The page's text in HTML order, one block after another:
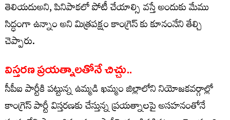
తెలియదుఅని, పినిపాకలో పోటీ చేయాల్సి వస్తే అందుకు మేము
సిద్ధంగా ఉన్నాం అని మిత్రపక్షం కాంగ్రెస్ కు కూనంనేని తేల్చి
చెప్పారు.
విస్తరణ ప్రయత్నాలతోనే చిచ్చు..
సీపీఐ పార్టీకి పట్టున్న ఉమ్మడి ఖమ్మం జిల్లాలోని నియోజకవర్గాల్లో
కాంగ్రెస్ పార్టీ విస్తరణకు చేస్తున్న ప్రయత్నాలపై అసహనంతోనే